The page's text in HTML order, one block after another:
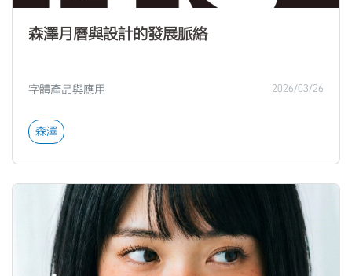
森澤月曆與設計的發展脈絡
字體產品與應用 2026/03/26
森澤